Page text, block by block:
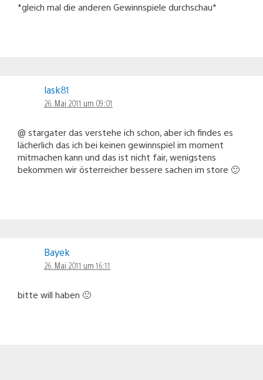
*gleich mal die anderen Gewinnspiele durchschau*
lask81
26. Mai 2011 um 09:01
@ stargater das verstehe ich schon, aber ich findes es
lächerlich das ich bei keinen gewinnspiel im moment
mitmachen kann und das ist nicht fair, wenigstens
bekommen wir österreicher bessere sachen im store 🙂
Bayek
26. Mai 2011 um 16:11
bitte will haben 🙁